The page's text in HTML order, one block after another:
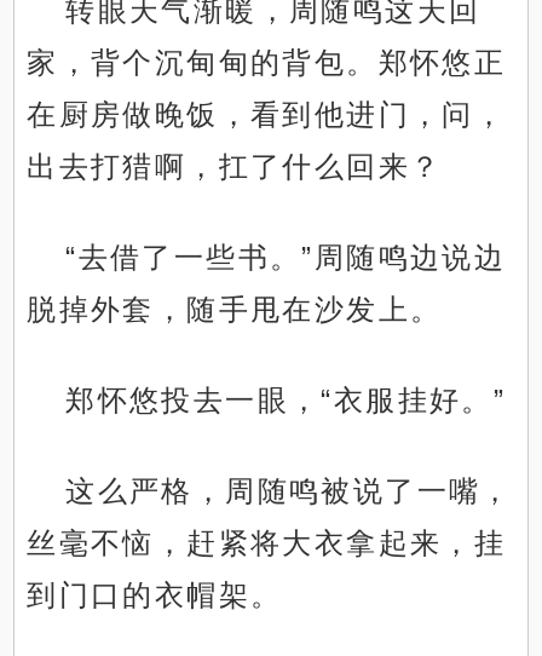
转眼天气渐暖，周随鸣这天回
家，背个沉甸甸的背包。郑怀悠正
在厨房做晚饭，看到他进门，问，
出去打猎啊，扛了什么回来？
“去借了一些书。”周随鸣边说边
脱掉外套，随手甩在沙发上。
郑怀悠投去一眼，“衣服挂好。”
这么严格，周随鸣被说了一嘴，
丝毫不恼，赶紧将大衣拿起来，挂
到门口的衣帽架。